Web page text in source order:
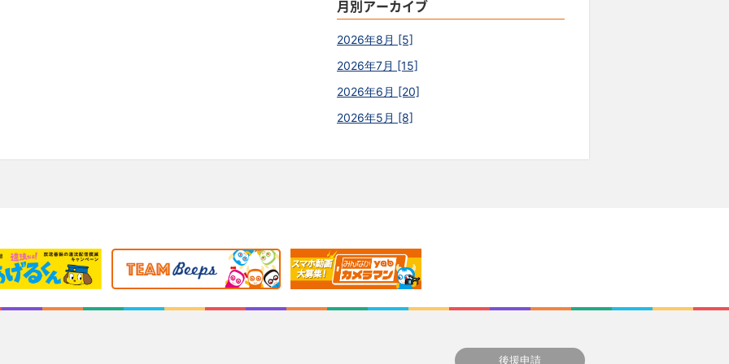
月別アーカイブ
2026年8月 [5]
2026年7月 [15]
2026年6月 [20]
2026年5月 [8]
後援申請